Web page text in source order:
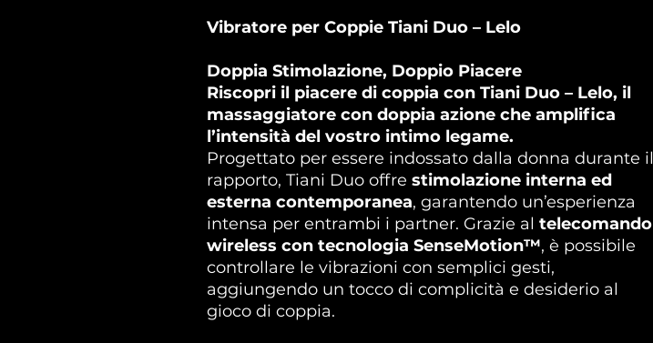
Vibratore per Coppie Tiani Duo – Lelo
Doppia Stimolazione, Doppio Piacere
Riscopri il piacere di coppia con Tiani Duo – Lelo, il
massaggiatore con doppia azione che amplifica
l’intensità del vostro intimo legame.
Progettato per essere indossato dalla donna durante il
rapporto, Tiani Duo offre stimolazione interna ed
esterna contemporanea, garantendo un’esperienza
intensa per entrambi i partner. Grazie al telecomando
wireless con tecnologia SenseMotion™, è possibile
controllare le vibrazioni con semplici gesti,
aggiungendo un tocco di complicità e desiderio al
gioco di coppia.